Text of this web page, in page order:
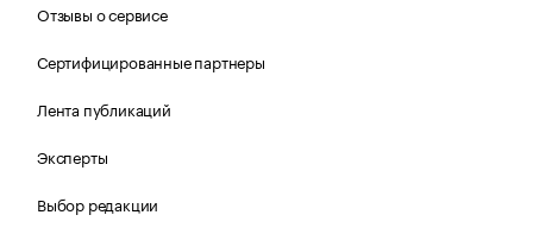
Отзывы о сервисе
Сертифицированные партнеры
Лента публикаций
Эксперты
Выбор редакции